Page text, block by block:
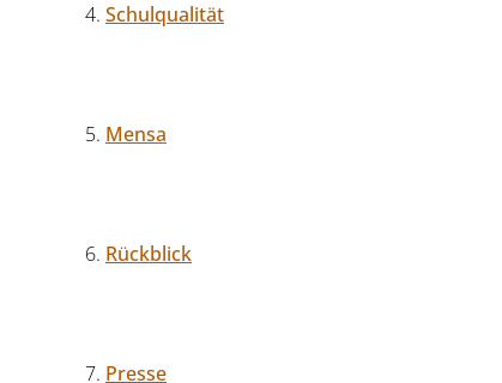
Schulqualität
Mensa
Rückblick
Presse